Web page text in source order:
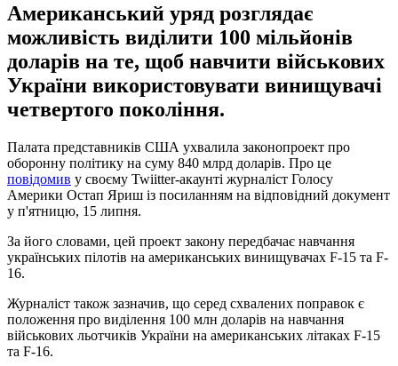
Американський уряд розглядає
можливість виділити 100 мільйонів
доларів на те, щоб навчити військових
України використовувати винищувачі
четвертого покоління.
Палата представників США ухвалила законопроект про
оборонну політику на суму 840 млрд доларів. Про це
повідомив у своєму Twiitter-акаунті журналіст Голосу
Америки Остап Яриш із посиланням на відповідний документ
у п'ятницю, 15 липня.
За його словами, цей проект закону передбачає навчання
українських пілотів на американських винищувачах F-15 та F-
16.
Журналіст також зазначив, що серед схвалених поправок є
положення про виділення 100 млн доларів на навчання
військових льотчиків України на американських літаках F-15
та F-16.